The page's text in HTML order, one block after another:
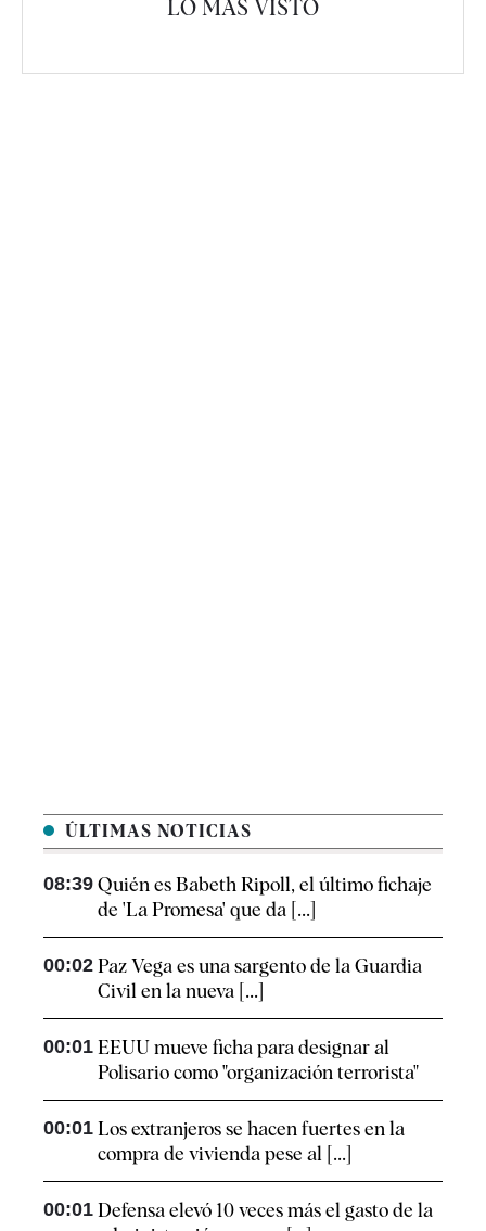
LO MÁS VISTO
ÚLTIMAS NOTICIAS
08:39 Quién es Babeth Ripoll, el último fichaje
de 'La Promesa' que da [...]
00:02 Paz Vega es una sargento de la Guardia
Civil en la nueva [...]
00:01 EEUU mueve ficha para designar al
Polisario como "organización terrorista"
00:01 Los extranjeros se hacen fuertes en la
compra de vivienda pese al [...]
00:01 Defensa elevó 10 veces más el gasto de la